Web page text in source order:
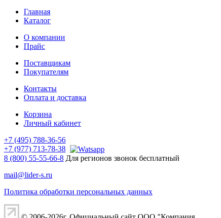
Главная
Каталог
О компании
Прайс
Поставщикам
Покупателям
Контакты
Оплата и доставка
Корзина
Личный кабинет
+7 (495) 788-36-56
+7 (977) 713-78-38
8 (800) 55-55-66-8 Для регионов звонок бесплатный
mail@lider-s.ru
Политика обработки персональных данных